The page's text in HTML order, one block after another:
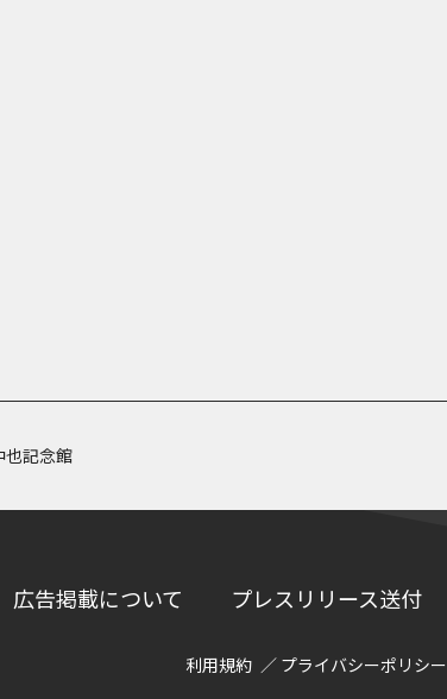
也記念館
広告掲載について プレスリリース送付
利用規約 プライバシーポリシー